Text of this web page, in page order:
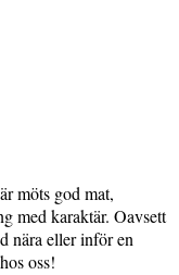
möts god mat,
med karaktär. Oavsett
nära eller inför en
oss!